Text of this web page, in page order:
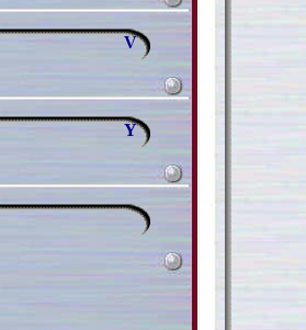
V
Y